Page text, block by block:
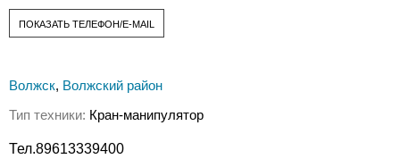
ПОКАЗАТЬ ТЕЛЕФОН/E-MAIL
Волжск, Волжский район
Тип техники: Кран-манипулятор
Тел.89613339400